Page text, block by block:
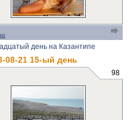
день на Казантипе
08-21 15-ый день
98